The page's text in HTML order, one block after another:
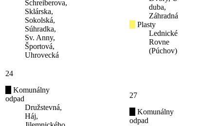
Schreiberova,
Sklárska,
Sokolská,
Súhradka,
Sv. Anny,
Športová,
Uhrovecká
duba,
Záhradná
Plasty
Lednické
Rovne
(Púchov)
24
Komunálny
odpad
Družstevná,
Háj,
27
Komunálny
odpad